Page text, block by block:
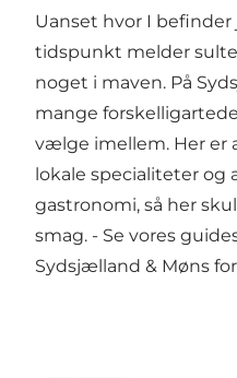
Uanset hvor I befinder
tidspunkt melder
noget i maven. På
mange
vælge imellem. Her er
lokale specialiteter
gastronomi, så her
smag. - Se vores
Sydsjælland & Møns